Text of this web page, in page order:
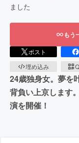
ました
もう
ポスト
埋め込み
24歳独身女。夢を
背負い上京します
演を開催！